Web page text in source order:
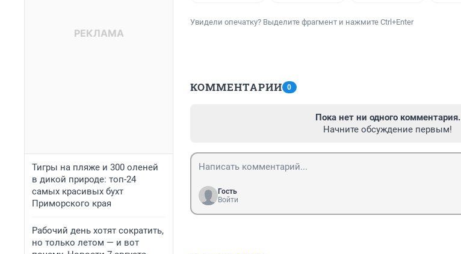
Тигры на пляже и 300 оленей
в дикой природе: топ-24
самых красивых бухт
Приморского края
Рабочий день хотят сократить,
но только летом — и вот
Увидели опечатку? Выделите фрагмент и нажмите Ctrl+Enter
КОММЕНТАРИИ 0
Пока нет ни одного комментария.
Начните обсуждение первым!
Гость
Войти